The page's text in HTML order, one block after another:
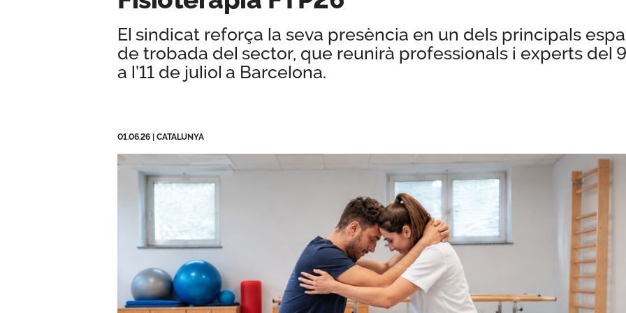
El sindicat reforça la seva presència en un dels principals
de trobada del sector, que reunirà professionals i experts del 9
a l’11 de juliol a Barcelona.
01.06.26 CATALUNYA